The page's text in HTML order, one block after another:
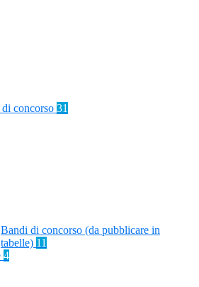
concorso 31
Bandi di concorso (da pubblicare in
tabelle) 11
4